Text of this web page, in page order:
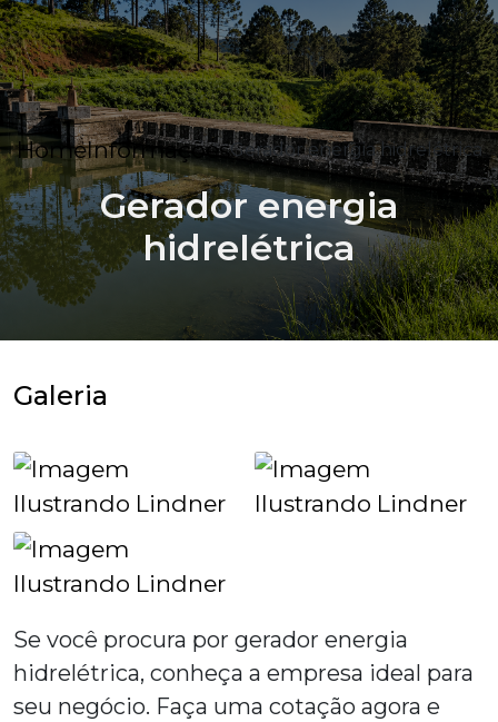
HomeInformaçõesGerador energia hidrelétrica
Gerador energia
hidrelétrica
Galeria
Se você procura por gerador energia
hidrelétrica, conheça a empresa ideal para
seu negócio. Faça uma cotação agora e